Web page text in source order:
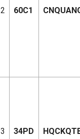
2
60C1
3
34PD